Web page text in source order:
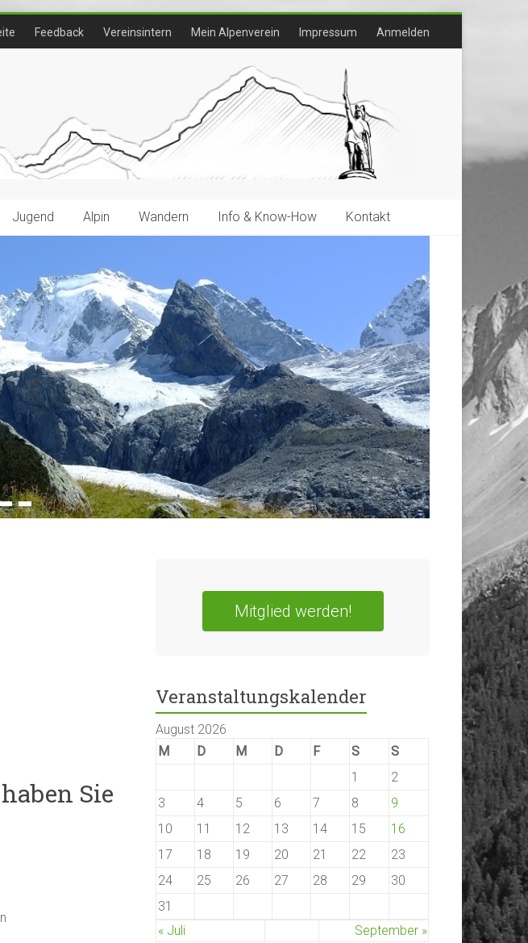
Feedback Vereinsintern Mein Alpenverein Impressum Anmelden
Jugend Alpin Wandern Info & Know-How Kontakt
Sie
Mitglied werden!
Veranstaltungskalender
August 2026
M
D M D F S
S
1
2
3
4 5 6 7 8
9
10
11 12 13 14 15
16
17
18 19 20 21 22
23
24
25 26 27 28 29
30
31
« Juli
September »